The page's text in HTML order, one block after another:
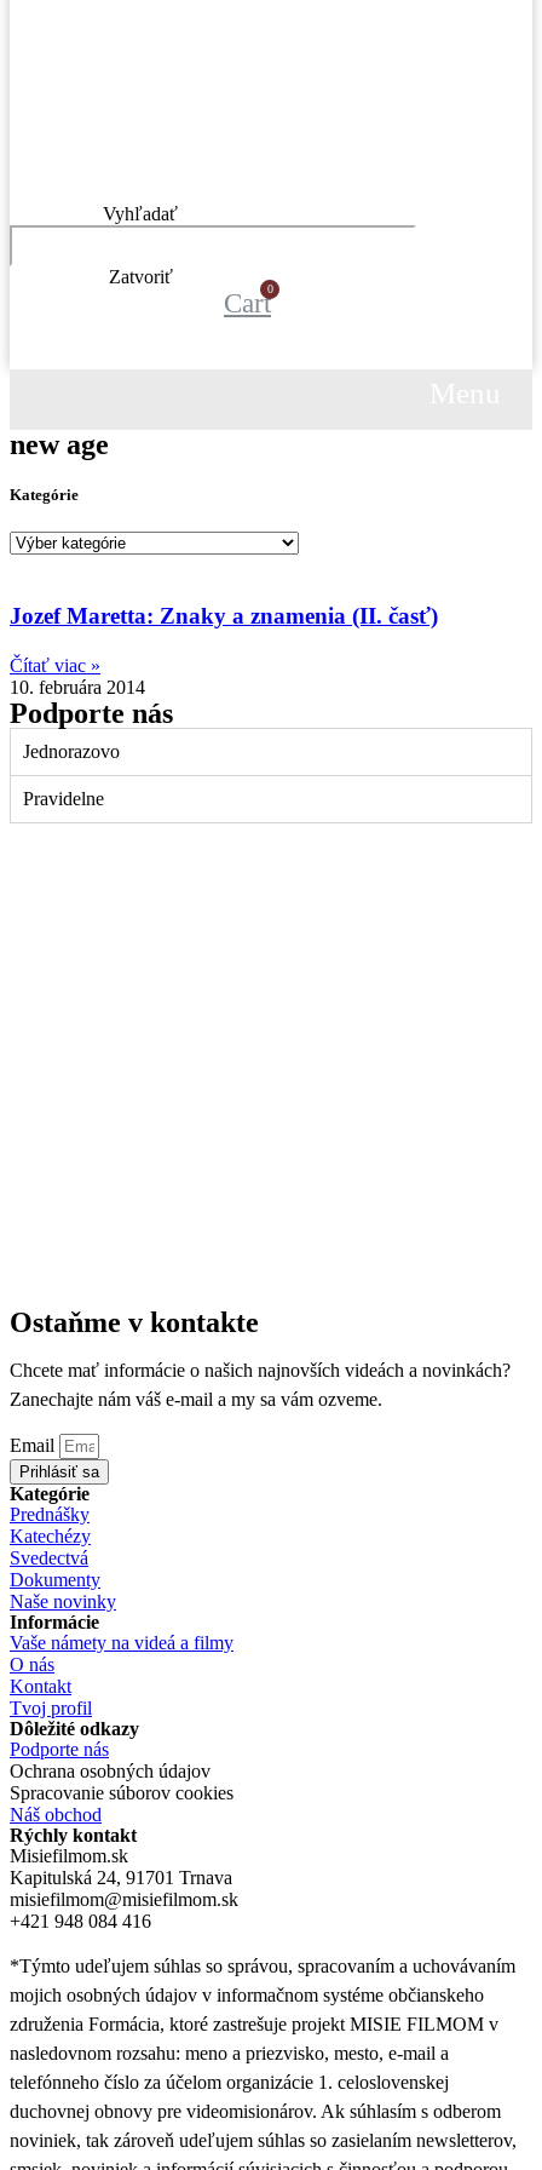
Vyhľadať
Zatvoriť
Cart
new age
Kategórie
Kategórie
Jozef Maretta: Znaky a znamenia (II. časť)
Čítať viac »
10. februára 2014
Podporte nás
Jednorazovo
Pravidelne
Ostaňme v kontakte
Chcete mať informácie o našich najnovších videách a novinkách?
Zanechajte nám váš e-mail a my sa vám ozveme.
Email
Prihlásiť sa
Kategórie
Prednášky
Katechézy
Svedectvá
Dokumenty
Naše novinky
Informácie
Vaše námety na videá a filmy
O nás
Kontakt
Tvoj profil
Dôležité odkazy
Podporte nás
Ochrana osobných údajov
Spracovanie súborov cookies
Náš obchod
Rýchly kontakt
Misiefilmom.sk
Kapitulská 24, 91701 Trnava
misiefilmom@misiefilmom.sk
+421 948 084 416
*Týmto udeľujem súhlas so správou, spracovaním a uchovávaním
mojich osobných údajov v informačnom systéme občianskeho
združenia Formácia, ktoré zastrešuje projekt MISIE FILMOM v
nasledovnom rozsahu: meno a priezvisko, mesto, e-mail a
telefónneho číslo za účelom organizácie 1. celoslovenskej
duchovnej obnovy pre videomisionárov. Ak súhlasím s odberom
noviniek, tak zároveň udeľujem súhlas so zasielaním newsletterov,